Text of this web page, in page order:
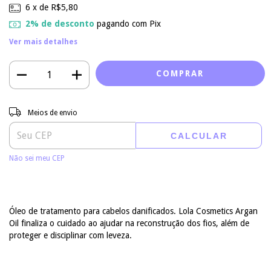
6 x de R$5,80
2% de desconto pagando com Pix
Ver mais detalhes
Entregas para o CEP:
Meios de envio
CALCULAR
Não sei meu CEP
Óleo de tratamento para cabelos danificados. Lola Cosmetics Argan
Oil finaliza o cuidado ao ajudar na reconstrução dos fios, além de
proteger e disciplinar com leveza.